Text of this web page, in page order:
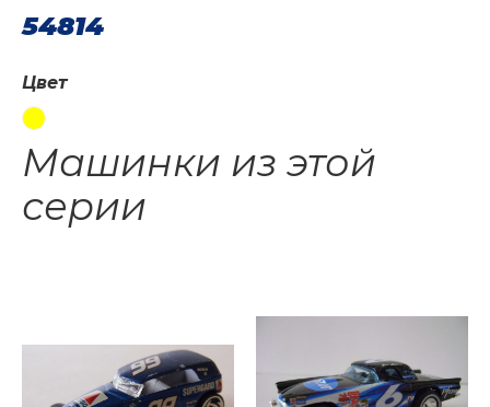
54814
Цвет
Машинки из этой
серии